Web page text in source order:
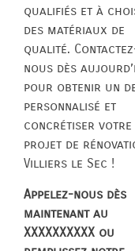
qualifiés et à
des matériaux de
qualité.
nous dès
pour obtenir un
personnalisé et
concrétiser votre
projet de
Villiers le Sec !
Appelez-nous dès
maintenant au
XXXXXXXXXX ou